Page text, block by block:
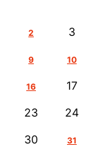
2 3
9 10
16 17
23
24
30
31